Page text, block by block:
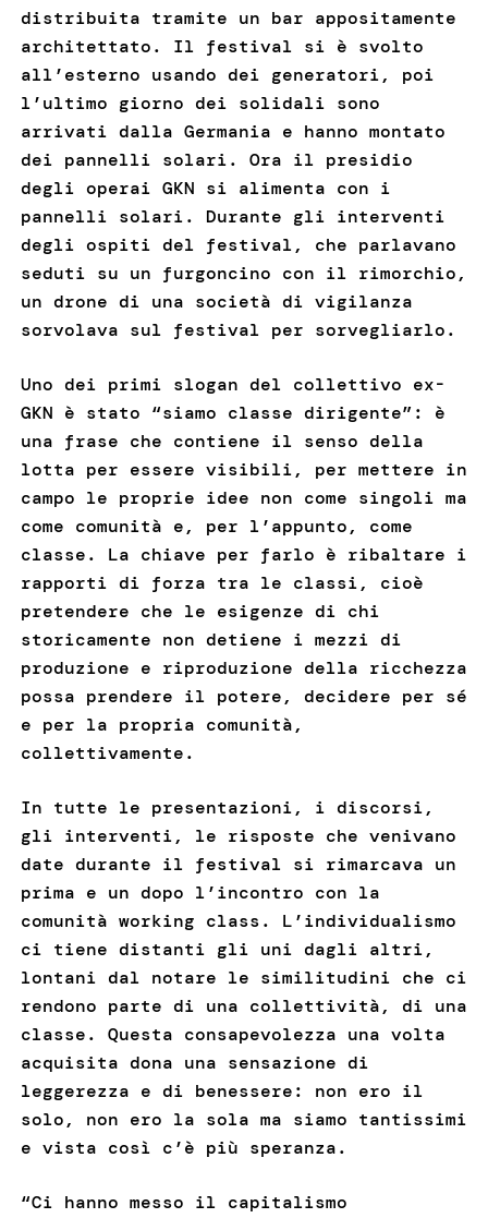
distribuita tramite un bar appositamente
architettato. Il festival si è svolto
all’esterno usando dei generatori, poi
l’ultimo giorno dei solidali sono
arrivati dalla Germania e hanno montato
dei pannelli solari. Ora il presidio
degli operai GKN si alimenta con i
pannelli solari. Durante gli interventi
degli ospiti del festival, che parlavano
seduti su un furgoncino con il rimorchio,
un drone di una società di vigilanza
sorvolava sul festival per sorvegliarlo.
Uno dei primi slogan del collettivo ex-
GKN è stato “siamo classe dirigente”: è
una frase che contiene il senso della
lotta per essere visibili, per mettere in
campo le proprie idee non come singoli ma
come comunità e, per l’appunto, come
classe. La chiave per farlo è ribaltare i
rapporti di forza tra le classi, cioè
pretendere che le esigenze di chi
storicamente non detiene i mezzi di
produzione e riproduzione della ricchezza
possa prendere il potere, decidere per sé
e per la propria comunità,
collettivamente.
In tutte le presentazioni, i discorsi,
gli interventi, le risposte che venivano
date durante il festival si rimarcava un
prima e un dopo l’incontro con la
comunità working class. L’individualismo
ci tiene distanti gli uni dagli altri,
lontani dal notare le similitudini che ci
rendono parte di una collettività, di una
classe. Questa consapevolezza una volta
acquisita dona una sensazione di
leggerezza e di benessere: non ero il
solo, non ero la sola ma siamo tantissimi
e vista così c’è più speranza.
“Ci hanno messo il capitalismo